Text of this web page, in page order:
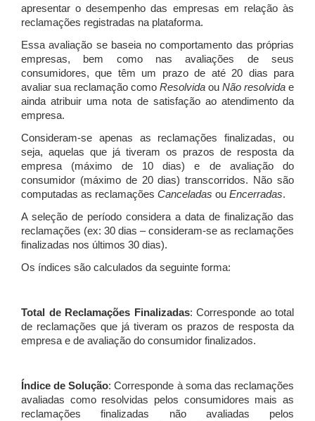
apresentar o desempenho das empresas em relação às
reclamações registradas na plataforma.
Essa avaliação se baseia no comportamento das próprias
empresas, bem como nas avaliações de seus
consumidores, que têm um prazo de até 20 dias para
avaliar sua reclamação como Resolvida ou Não resolvida e
ainda atribuir uma nota de satisfação ao atendimento da
empresa.
Consideram-se apenas as reclamações finalizadas, ou
seja, aquelas que já tiveram os prazos de resposta da
empresa (máximo de 10 dias) e de avaliação do
consumidor (máximo de 20 dias) transcorridos. Não são
computadas as reclamações Canceladas ou Encerradas.
A seleção de período considera a data de finalização das
reclamações (ex: 30 dias – consideram-se as reclamações
finalizadas nos últimos 30 dias).
Os índices são calculados da seguinte forma:
Total de Reclamações Finalizadas: Corresponde ao total
de reclamações que já tiveram os prazos de resposta da
empresa e de avaliação do consumidor finalizados.
Índice de Solução: Corresponde à soma das reclamações
avaliadas como resolvidas pelos consumidores mais as
reclamações finalizadas não avaliadas pelos